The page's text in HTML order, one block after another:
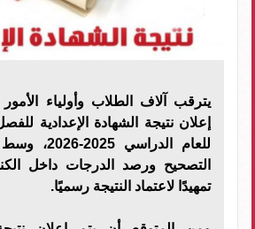
يترقب آلاف الطلاب وأولياء
إعلان نتيجة الشهادة الإعدادية
للعام
التصحيح ورصد الدرجات داخل
تمهيدًا لاعتماد النتيجة رسميًا.